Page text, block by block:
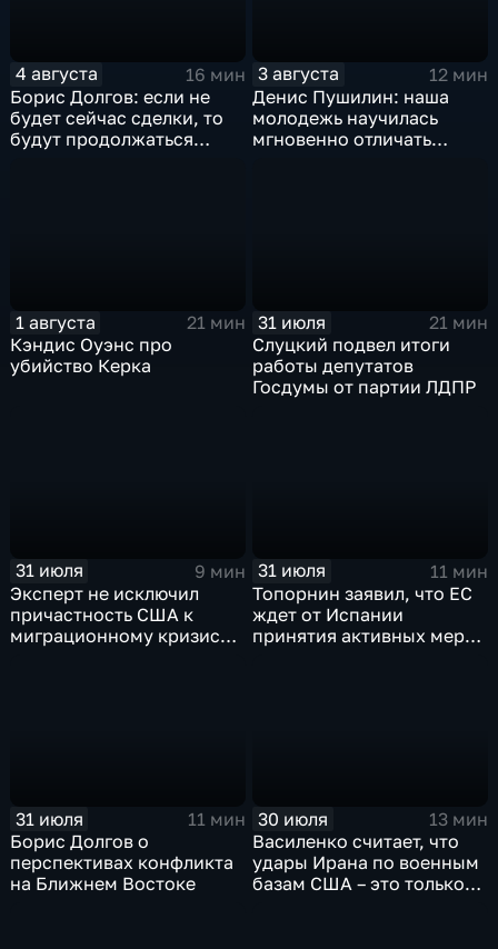
4 августа
16 мин
Борис Долгов: если не
будет сейчас сделки, то
будут продолжаться
3 августа
12 мин
Денис Пушилин: наша
молодежь научилась
мгновенно отличать
1 августа
21 мин
Кэндис Оуэнс про
убийство Керка
31 июля
21 мин
Слуцкий подвел итоги
работы депутатов
Госдумы от партии ЛДПР
31 июля
9 мин
Эксперт не исключил
причастность США к
миграционному кризису в
31 июля
11 мин
Топорнин заявил, что ЕС
ждет от Испании
принятия активных мер
31 июля
11 мин
Борис Долгов о
перспективах конфликта
на Ближнем Востоке
30 июля
13 мин
Василенко считает, что
удары Ирана по военным
базам США – это только